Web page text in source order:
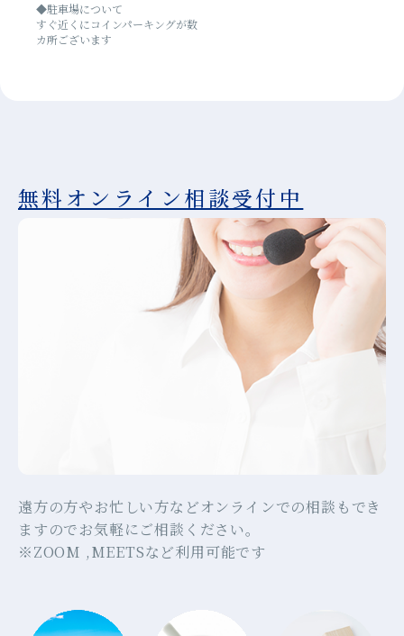
◆駐車場について
すぐ近くにコインパーキングが数
カ所ございます
無料オンライン相談受付中
遠方の方やお忙しい方などオンラインでの相談もでき
ますのでお気軽にご相談ください。
※ZOOM ,MEETSなど利用可能です